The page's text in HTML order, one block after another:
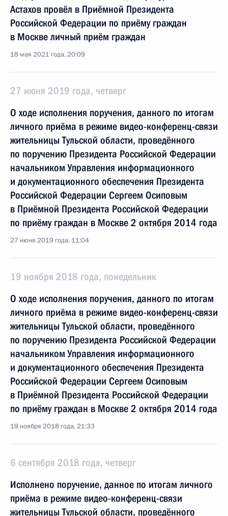
Астахов провёл в Приёмной Президента
Российской Федерации по приёму граждан
в Москве личный приём граждан
18 мая 2021 года, 20:09
27 июня 2019 года, четверг
О ходе исполнения поручения, данного по итогам
личного приёма в режиме видео-конференц-связи
жительницы Тульской области, проведённого
по поручению Президента Российской Федерации
начальником Управления информационного
и документационного обеспечения Президента
Российской Федерации Сергеем Осиповым
в Приёмной Президента Российской Федерации
по приёму граждан в Москве 2 октября 2014 года
27 июня 2019 года, 11:04
19 ноября 2018 года, понедельник
О ходе исполнения поручения, данного по итогам
личного приёма в режиме видео-конференц-связи
жительницы Тульской области, проведённого
по поручению Президента Российской Федерации
начальником Управления информационного
и документационного обеспечения Президента
Российской Федерации Сергеем Осиповым
в Приёмной Президента Российской Федерации
по приёму граждан в Москве 2 октября 2014 года
19 ноября 2018 года, 21:33
6 сентября 2018 года, четверг
Исполнено поручение, данное по итогам личного
приёма в режиме видео-конференц-связи
жительницы Тульской области, проведённого